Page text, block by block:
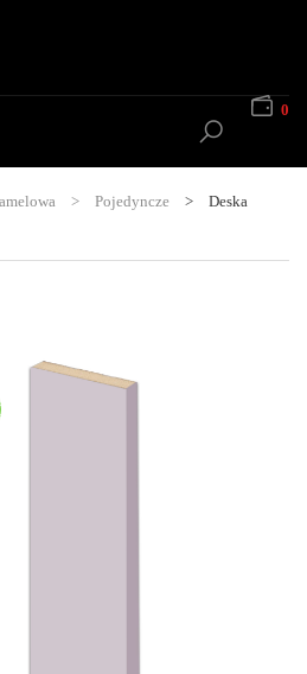
0
> Pojedyncze >
Deska